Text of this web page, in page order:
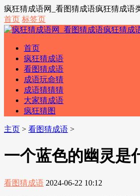
疯狂猜成语网_看图猜成语疯狂猜成语
首页 标签页
首页
疯狂猜成语
看图猜成语
成语玩命猜
成语猜猜猜
大家猜成语
疯狂猜图
主页 > 看图猜成语 >
一个蓝色的幽灵是
看图猜成语 2024-06-22 10:12